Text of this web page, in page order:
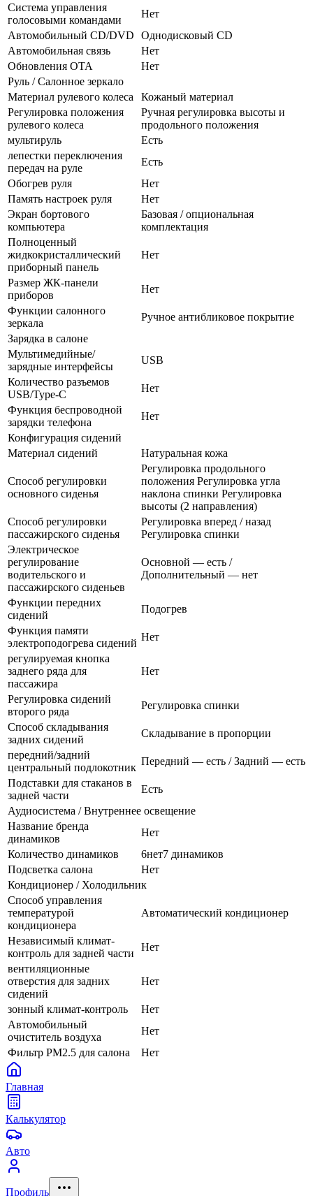
Система управления
голосовыми командами
Нет
Автомобильный CD/DVD
Однодисковый CD
Автомобильная связь
Нет
Обновления OTA
Нет
Руль / Салонное зеркало
Материал рулевого колеса
Кожаный материал
Регулировка положения
рулевого колеса
Ручная регулировка высоты и
продольного положения
мультируль
Есть
лепестки переключения
передач на руле
Есть
Обогрев руля
Нет
Память настроек руля
Нет
Экран бортового
компьютера
Базовая / опциональная
комплектация
Полноценный
жидкокристаллический
приборный панель
Нет
Размер ЖК-панели
приборов
Нет
Функции салонного
зеркала
Ручное антибликовое покрытие
Зарядка в салоне
Мультимедийные/
зарядные интерфейсы
USB
Количество разъемов
USB/Type-C
Нет
Функция беспроводной
зарядки телефона
Нет
Конфигурация сидений
Материал сидений
Натуральная кожа
Способ регулировки
основного сиденья
Регулировка продольного
положения Регулировка угла
наклона спинки Регулировка
высоты (2 направления)
Способ регулировки
пассажирского сиденья
Регулировка вперед / назад
Регулировка спинки
Электрическое
регулирование
водительского и
пассажирского сиденьев
Основной — есть /
Дополнительный — нет
Функции передних
сидений
Подогрев
Функция памяти
электроподогрева сидений
Нет
регулируемая кнопка
заднего ряда для
пассажира
Нет
Регулировка сидений
второго ряда
Регулировка спинки
Способ складывания
задних сидений
Складывание в пропорции
передний/задний
центральный подлокотник
Передний — есть / Задний — есть
Подставки для стаканов в
задней части
Есть
Аудиосистема / Внутреннее освещение
Название бренда
динамиков
Нет
Количество динамиков
6нет7 динамиков
Подсветка салона
Нет
Кондиционер / Холодильник
Способ управления
температурой
кондиционера
Автоматический кондиционер
Независимый климат-
контроль для задней части
Нет
вентиляционные
отверстия для задних
сидений
Нет
зонный климат-контроль
Нет
Автомобильный
очиститель воздуха
Нет
Фильтр PM2.5 для салона
Нет
Главная
Калькулятор
Авто
Профиль